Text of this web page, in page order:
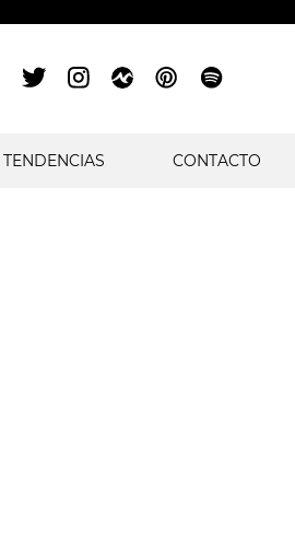
TENDENCIAS CONTACTO